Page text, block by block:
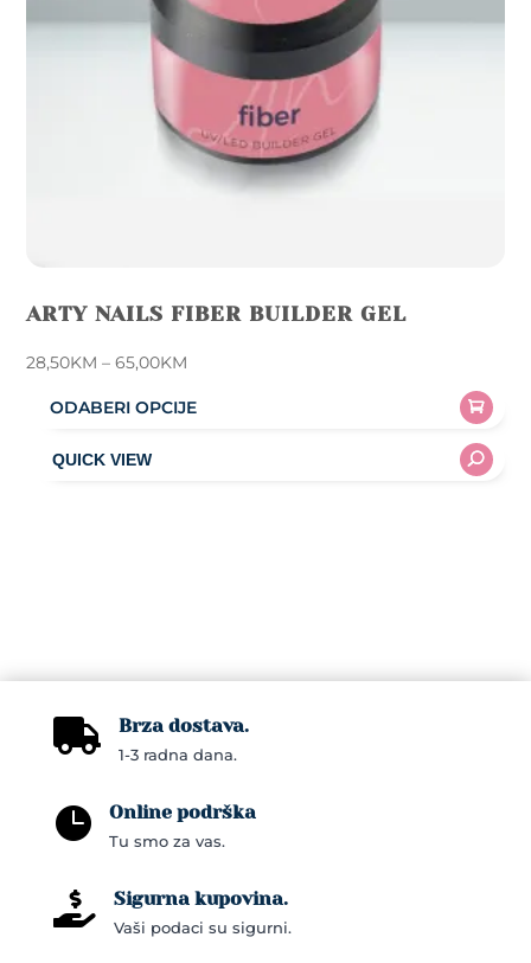
ARTY NAILS FIBER BUILDER GEL
28,50KM – 65,00KM
ODABERI OPCIJE
product
chosen
product
page
 Brza dostava.
1-3 radna dana.
 Online podrška
Tu smo za vas.
 Sigurna kupovina.
Vaši podaci su sigurni.